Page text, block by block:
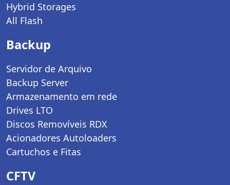
Hybrid Storages
All Flash
Backup
Servidor de Arquivo
Backup Server
Armazenamento em rede
Drives LTO
Discos Removíveis RDX
Acionadores Autoloaders
Cartuchos e Fitas
CFTV